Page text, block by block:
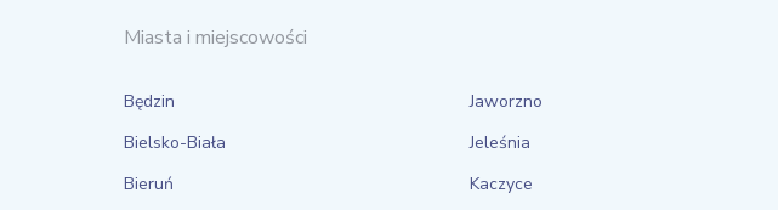
Miasta i miejscowości
Będzin
Bielsko-Biała
Bieruń
Jaworzno
Jeleśnia
Kaczyce